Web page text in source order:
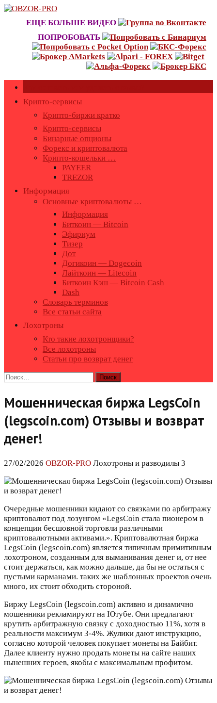
Skip
content
ЕЩЕ БОЛЬШЕ ВИДЕО
ПОПРОБОВАТЬ
Крипто-сервисы
Крипто-биржи кратко
Крипто-сервисы
Бинарные опционы
Форекс и криптовалюта
Крипто-кошельки …
PAYEER
TREZOR
Информация
Основные криптовалюты …
Информация
Биткоин — Bitcoin
Эфириум
Тизер
Дот
Догикоин — Dogecoin
Лайткоин — Litecoin
Биткоин Кэш — Bitcoin Cash
Dash
Словарь терминов
Все статьи сайта
Лохотроны
Кто такие лохотронщики?
Все лохотроны
Статьи про возврат денег
Найти:
Мошенническая биржа LegsCoin
(legscoin.com) Отзывы и возврат
денег!
27/02/2026 OBZOR-PRO Лохотроны и разводилы 3
Очередные мошенники кидают со связками по арбитражу
криптовалют под лозунгом «LegsCoin стала пионером в
концепции бесшовной торговли различными
криптовалютными активами.». Криптовалютная биржа
LegsCoin (legscoin.com) является типичным примитивным
лохотроном, созданным для выманивания денег и, от нее
стоит держаться, как можно дальше, да бы не остаться с
пустыми карманами. таких же шаблонных проектов очень
много, их стоит обходить стороной.
Биржу LegsCoin (legscoin.com) активно и динамично
мошенники рекламируют на Ютубе. Они предлагают
крутить арбитражную связку с доходностью 11%, хотя в
реальности максимум 3-4%. Жулики дают инструкцию,
согласно которой человек покупает монеты на Байбит.
Далее клиенту нужно продать монеты на сайте наших
нынешних героев, якобы с максимальным профитом.